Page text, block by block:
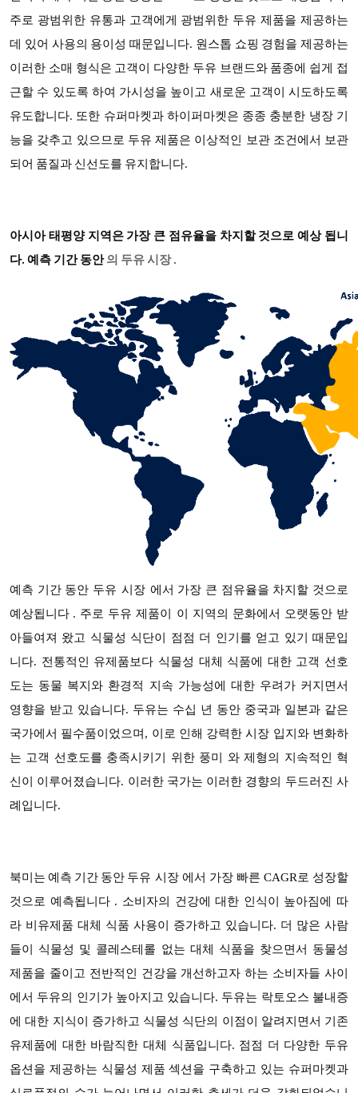
주로 광범위한 유통과 고객에게 광범위한 두유 제품을 제공하는
데 있어 사용의 용이성 때문입니다. 원스톱 쇼핑 경험을 제공하는
이러한 소매 형식은 고객이 다양한 두유 브랜드와 품종에 쉽게 접
근할 수 있도록 하여 가시성을 높이고 새로운 고객이 시도하도록
유도합니다. 또한 슈퍼마켓과 하이퍼마켓은 종종 충분한 냉장 기
능을 갖추고 있으므로 두유 제품은 이상적인 보관 조건에서 보관
되어 품질과 신선도를 유지합니다.
아시아 태평양 지역은 가장 큰 점유율을 차지할 것으로 예상 됩니
다. 예측 기간 동안 의 두유 시장 .
예측 기간 동안 두유 시장 에서 가장 큰 점유율을 차지할 것으로
예상됩니다 . 주로 두유 제품이 이 지역의 문화에서 오랫동안 받
아들여져 왔고 식물성 식단이 점점 더 인기를 얻고 있기 때문입
니다. 전통적인 유제품보다 식물성 대체 식품에 대한 고객 선호
도는 동물 복지와 환경적 지속 가능성에 대한 우려가 커지면서
영향을 받고 있습니다. 두유는 수십 년 동안 중국과 일본과 같은
국가에서 필수품이었으며, 이로 인해 강력한 시장 입지와 변화하
는 고객 선호도를 충족시키기 위한 풍미 와 제형의 지속적인 혁
신이 이루어졌습니다. 이러한 국가는 이러한 경향의 두드러진 사
례입니다.
북미는 예측 기간 동안 두유 시장 에서 가장 빠른 CAGR로 성장할
것으로 예측됩니다 . 소비자의 건강에 대한 인식이 높아짐에 따
라 비유제품 대체 식품 사용이 증가하고 있습니다. 더 많은 사람
들이 식물성 및 콜레스테롤 없는 대체 식품을 찾으면서 동물성
제품을 줄이고 전반적인 건강을 개선하고자 하는 소비자들 사이
에서 두유의 인기가 높아지고 있습니다. 두유는 락토오스 불내증
에 대한 지식이 증가하고 식물성 식단의 이점이 알려지면서 기존
유제품에 대한 바람직한 대체 식품입니다. 점점 더 다양한 두유
옵션을 제공하는 식물성 제품 섹션을 구축하고 있는 슈퍼마켓과